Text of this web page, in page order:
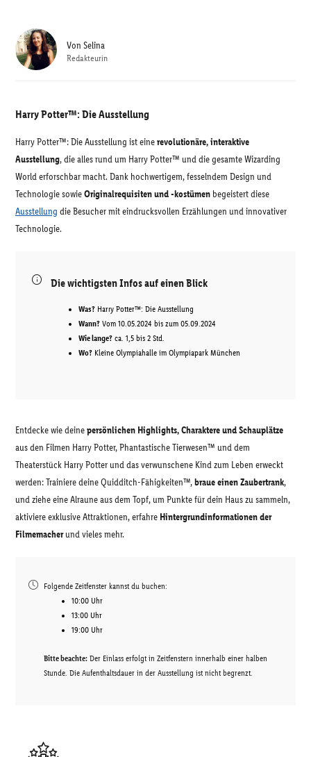
Harry Potter™: Die Ausstellung
Harry Potter™: Die Ausstellung ist einerevolutionäre, interaktive
Ausstellung, die alles rund um Harry Potter™ und die gesamte Wizarding
World erforschbar macht. Dank hochwertigem, fesselndem Design und
Technologie sowieOriginalrequisiten und -kostümen begeistert diese
Ausstellung die Besucher mit eindrucksvollen Erzählungen und innovativer
Technologie.
Die wichtigsten Infos auf einen Blick
Was? Harry Potter™: Die Ausstellung
Wann? Vom 10.05.2024 bis zum 05.09.2024
Wie lange? ca. 1,5 bis 2 Std.
Wo? Kleine Olympiahalle im Olympiapark München
Entdecke wie deinepersönlichen Highlights, Charaktere und Schauplätze
aus den Filmen Harry Potter, Phantastische Tierwesen™ und dem
Theaterstück Harry Potter und das verwunschene Kind zum Leben erweckt
werden: Trainiere deine Quidditch-Fähigkeiten™,braue einen Zaubertrank,
und ziehe eine Alraune aus dem Topf, um Punkte für dein Haus zu sammeln,
aktiviere exklusive Attraktionen, erfahre Hintergrundinformationen der
Filmemacherund vieles mehr.
Folgende Zeitfenster kannst du buchen:
10:00 Uhr
13:00 Uhr
19:00 Uhr
Bitte beachte: Der Einlass erfolgt in Zeitfenstern innerhalb einer halben
Stunde. Die Aufenthaltsdauer in der Ausstellung ist nicht begrenzt.
Von Selina
Redakteurin